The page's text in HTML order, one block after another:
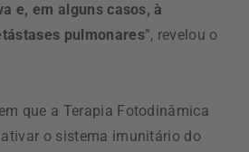
e, em alguns casos, à
pulmonares”, revelou o
que a Terapia Fotodinâmica
o sistema imunitário do